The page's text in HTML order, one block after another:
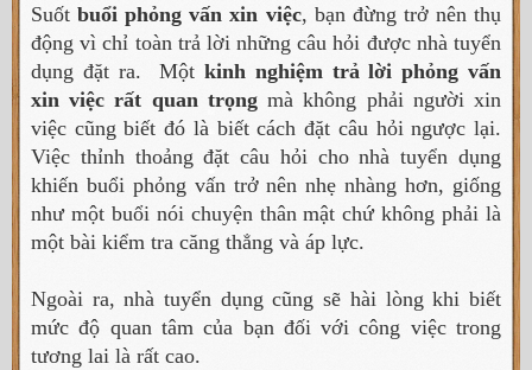
Suốt buổi phỏng vấn xin việc, bạn đừng trở nên thụ
động vì chỉ toàn trả lời những câu hỏi được nhà tuyển
dụng đặt ra. Một kinh nghiệm trả lời phỏng vấn
xin việc rất quan trọngmà không phải người xin
việc cũng biết đó là biết cách đặt câu hỏi ngược lại.
Việc thỉnh thoảng đặt câu hỏi cho nhà tuyển dụng
khiến buổi phỏng vấn trở nên nhẹ nhàng hơn, giống
như một buổi nói chuyện thân mật chứ không phải là
một bài kiểm tra căng thẳng và áp lực.
Ngoài ra, nhà tuyển dụng cũng sẽ hài lòng khi biết
mức độ quan tâm của bạn đối với công việc trong
tương lai là rất cao.